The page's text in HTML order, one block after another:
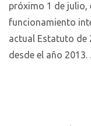
próximo 1 de julio,
funcionamiento
actual Estatuto de
desde el año 2013.